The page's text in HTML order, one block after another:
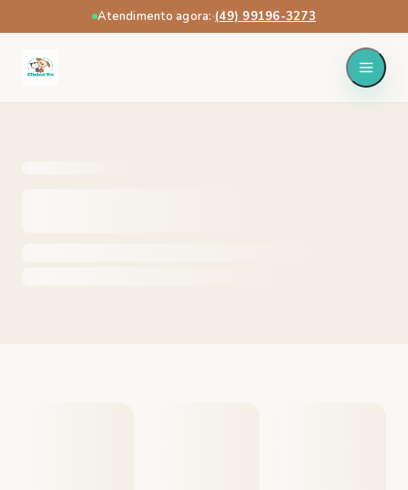
Atendimento agora:·(49) 99196-3273